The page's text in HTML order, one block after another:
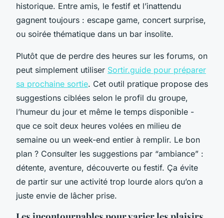
historique. Entre amis, le festif et l’inattendu
gagnent toujours : escape game, concert surprise,
ou soirée thématique dans un bar insolite.
Plutôt que de perdre des heures sur les forums, on
peut simplement utiliser Sortir.guide pour préparer
sa prochaine sortie. Cet outil pratique propose des
suggestions ciblées selon le profil du groupe,
l’humeur du jour et même le temps disponible -
que ce soit deux heures volées en milieu de
semaine ou un week-end entier à remplir. Le bon
plan ? Consulter les suggestions par “ambiance” :
détente, aventure, découverte ou festif. Ça évite
de partir sur une activité trop lourde alors qu’on a
juste envie de lâcher prise.